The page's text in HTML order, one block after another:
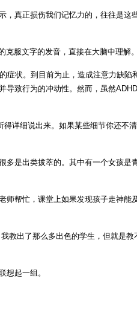
真正损伤我们记忆力的，往往是
服文字的发音，直接在大脑中理解。
状。到目前为止，造成注意力缺
致行为的冲动性。然而，虽然
详细说出来。如果某些细节你还
出类拔萃的。其中有一个女孩是
帮忙，课堂上如果发现孩子走神
出了那么多出色的学生，但就是教
想起一组。